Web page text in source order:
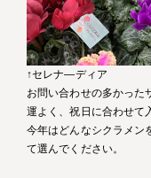
↑セレナ―ディア
お問い合わせの多かった
運よく、祝日に合わせて
今年はどんなシクラメン
て選んでください。